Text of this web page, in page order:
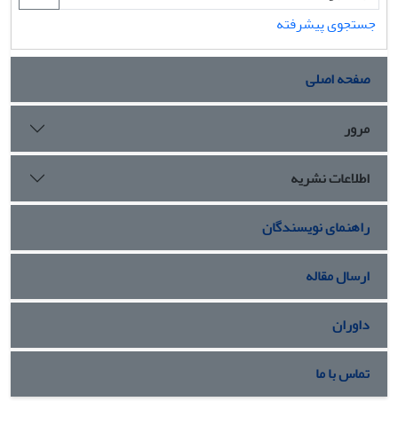
جستجوی پیشرفته
صفحه اصلی
مرور
اطلاعات نشریه
راهنمای نویسندگان
ارسال مقاله
داوران
تماس با ما